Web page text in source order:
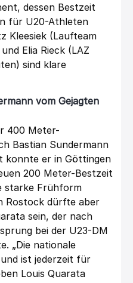
dessen Bestzeit
für U20-Athleten
Kleesiek (Laufteam
Elia Rieck (LAZ
sind klare
vom Gejagten
400 Meter-
Bastian Sundermann
konnte er in Göttingen
200 Meter-Bestzeit
starke Frühform
Rostock dürfte aber
sein, der nach
bei der U23-DM
„Die nationale
ist jederzeit für
Louis Quarata